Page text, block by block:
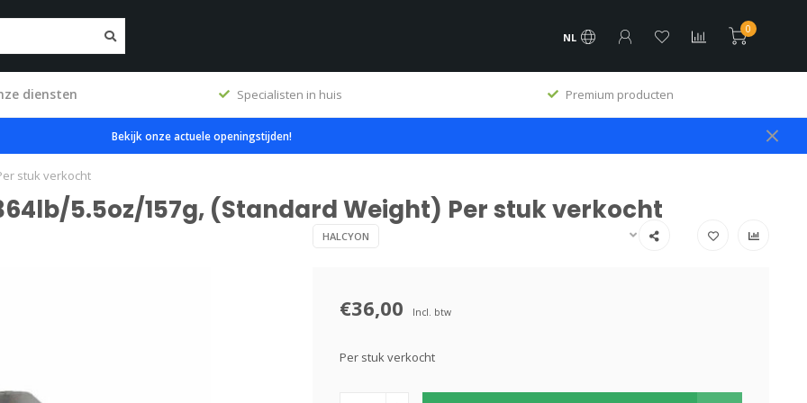
NL
0
diensten Specialisten in huis Premium producten
Bekijk onze actuele openingstijden!
stuk verkocht
5.5oz/157g, (Standard Weight) Per stuk verkocht
HALCYON
€36,00 Incl. btw
Per stuk verkocht